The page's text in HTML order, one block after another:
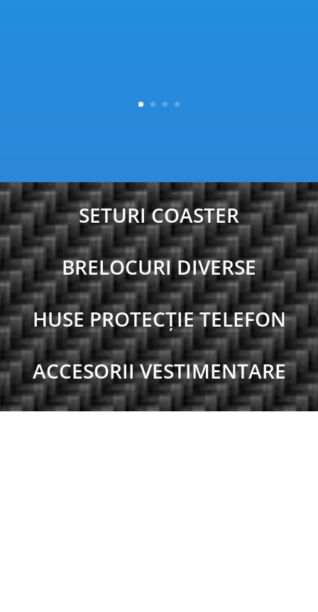
SETURI COASTER
BRELOCURI DIVERSE
HUSE PROTECȚIE TELEFON
ACCESORII VESTIMENTARE